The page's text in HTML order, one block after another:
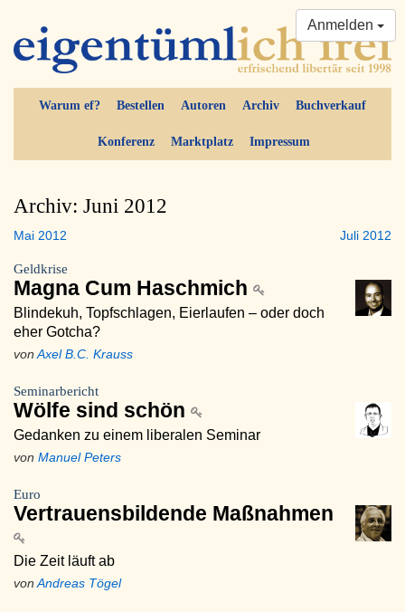
Warum ef? Bestellen Autoren Archiv Buchverkauf
Konferenz Marktplatz Impressum
Anmelden
Archiv: Juni 2012
Mai 2012 Juli 2012
Geldkrise
Magna Cum Haschmich
Blindekuh, Topfschlagen, Eierlaufen – oder doch
eher Gotcha?
von Axel B.C. Krauss
Seminarbericht
Wölfe sind schön
Gedanken zu einem liberalen Seminar
von Manuel Peters
Euro
Vertrauensbildende Maßnahmen
Die Zeit läuft ab
von Andreas Tögel